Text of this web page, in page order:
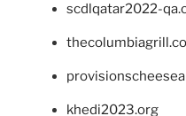
scdlqatar2022-
khedi2023.org